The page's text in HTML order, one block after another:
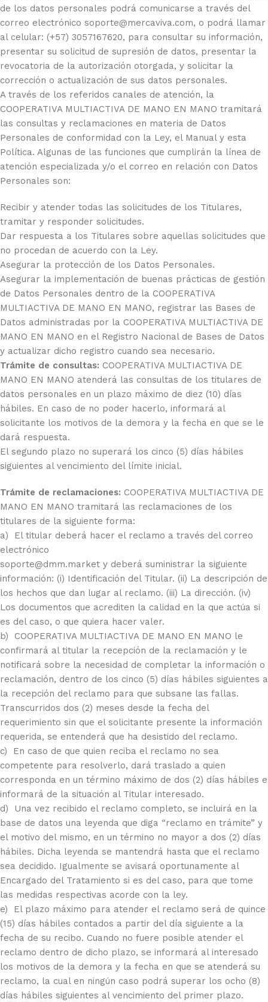
de los datos personales podrá comunicarse a través del
correo electrónico soporte@mercaviva.com, o podrá llamar
al celular: (+57) 3057167620, para consultar su información,
presentar su solicitud de supresión de datos, presentar la
revocatoria de la autorización otorgada, y solicitar la
corrección o actualización de sus datos personales.
A través de los referidos canales de atención, la
COOPERATIVA MULTIACTIVA DE MANO EN MANO tramitará
las consultas y reclamaciones en materia de Datos
Personales de conformidad con la Ley, el Manual y esta
Política. Algunas de las funciones que cumplirán la línea de
atención especializada y/o el correo en relación con Datos
Personales son:
Recibir y atender todas las solicitudes de los Titulares,
tramitar y responder solicitudes.
Dar respuesta a los Titulares sobre aquellas solicitudes que
no procedan de acuerdo con la Ley.
Asegurar la protección de los Datos Personales.
Asegurar la implementación de buenas prácticas de gestión
de Datos Personales dentro de la COOPERATIVA
MULTIACTIVA DE MANO EN MANO, registrar las Bases de
Datos administradas por la COOPERATIVA MULTIACTIVA DE
MANO EN MANO en el Registro Nacional de Bases de Datos
y actualizar dicho registro cuando sea necesario.
Trámite de consultas: COOPERATIVA MULTIACTIVA DE
MANO EN MANO atenderá las consultas de los titulares de
datos personales en un plazo máximo de diez (10) días
hábiles. En caso de no poder hacerlo, informará al
solicitante los motivos de la demora y la fecha en que se le
dará respuesta.
El segundo plazo no superará los cinco (5) días hábiles
siguientes al vencimiento del límite inicial.
Trámite de reclamaciones: COOPERATIVA MULTIACTIVA DE
MANO EN MANO tramitará las reclamaciones de los
titulares de la siguiente forma:
a) El titular deberá hacer el reclamo a través del correo
electrónico
soporte@dmm.market y deberá suministrar la siguiente
información: (i) Identificación del Titular. (ii) La descripción de
los hechos que dan lugar al reclamo. (iii) La dirección. (iv)
Los documentos que acrediten la calidad en la que actúa si
es del caso, o que quiera hacer valer.
b) COOPERATIVA MULTIACTIVA DE MANO EN MANO le
confirmará al titular la recepción de la reclamación y le
notificará sobre la necesidad de completar la información o
reclamación, dentro de los cinco (5) días hábiles siguientes a
la recepción del reclamo para que subsane las fallas.
Transcurridos dos (2) meses desde la fecha del
requerimiento sin que el solicitante presente la información
requerida, se entenderá que ha desistido del reclamo.
c) En caso de que quien reciba el reclamo no sea
competente para resolverlo, dará traslado a quien
corresponda en un término máximo de dos (2) días hábiles e
informará de la situación al Titular interesado.
d) Una vez recibido el reclamo completo, se incluirá en la
base de datos una leyenda que diga “reclamo en trámite” y
el motivo del mismo, en un término no mayor a dos (2) días
hábiles. Dicha leyenda se mantendrá hasta que el reclamo
sea decidido. Igualmente se avisará oportunamente al
Encargado del Tratamiento si es del caso, para que tome
las medidas respectivas acorde con la ley.
e) El plazo máximo para atender el reclamo será de quince
(15) días hábiles contados a partir del día siguiente a la
fecha de su recibo. Cuando no fuere posible atender el
reclamo dentro de dicho plazo, se informará al interesado
los motivos de la demora y la fecha en que se atenderá su
reclamo, la cual en ningún caso podrá superar los ocho (8)
días hábiles siguientes al vencimiento del primer plazo.